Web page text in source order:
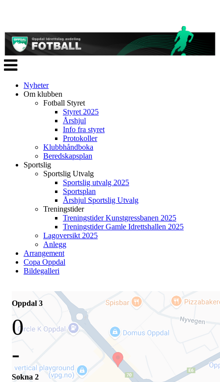
Veksle
navigasjon
Nyheter
Om klubben
Fotball Styret
Styret 2025
Årshjul
Info fra styret
Protokoller
Klubbhåndboka
Beredskapsplan
Sportslig
Sportslig Utvalg
Sportslig utvalg 2025
Sportsplan
Årshjul Sportslig Utvalg
Treningstider
Treningstider Kunstgressbanen 2025
Treningstider Gamle Idrettshallen 2025
Lagoversikt 2025
Anlegg
Arrangement
Copa Oppdal
Bildegalleri
Oppdal 3
0
-
Sokna 2